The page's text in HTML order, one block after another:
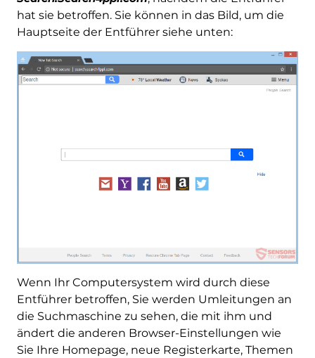
hat sie betroffen. Sie können in das Bild, um die
Hauptseite der Entführer siehe unten:
Wenn Ihr Computersystem wird durch diese
Entführer betroffen, Sie werden Umleitungen an
die Suchmaschine zu sehen, die mit ihm und
ändert die anderen Browser-Einstellungen wie
Sie Ihre Homepage, neue Registerkarte, Themen